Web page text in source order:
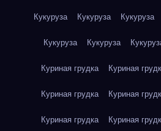
Кукуруза Кукуруза Кукуруза
Кукуруза Кукуруза
Куриная грудка Куриная
Куриная грудка Куриная
Куриная грудка Куриная